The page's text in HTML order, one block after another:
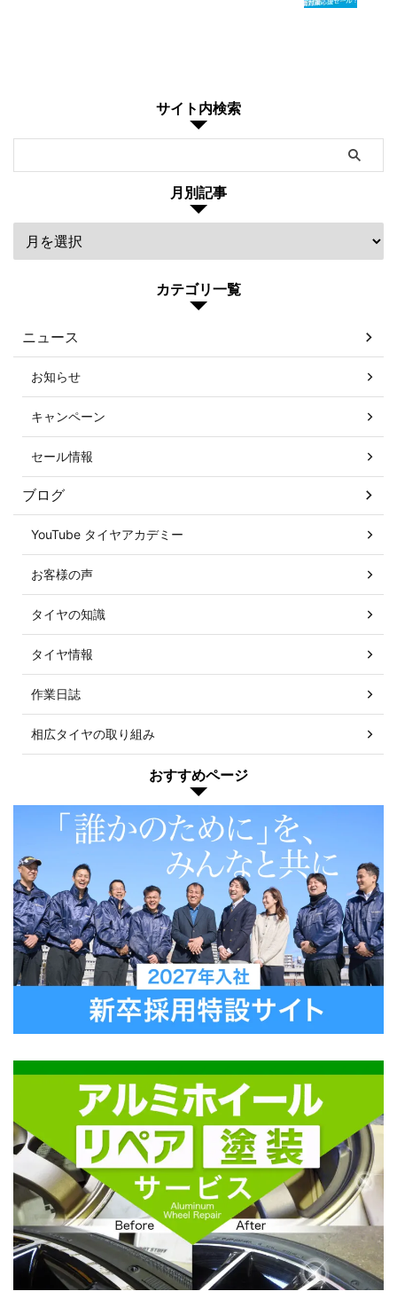
サイト内検索
月別記事
カテゴリ一覧
ニュース
お知らせ
キャンペーン
セール情報
ブログ
YouTube タイヤアカデミー
お客様の声
タイヤの知識
タイヤ情報
作業日誌
相広タイヤの取り組み
おすすめページ